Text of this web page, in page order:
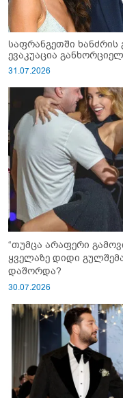
საფრანგეთში
ევაკუაცია
31.07.2026
“თუმცა არაფერი
ყველაზე დიდი
დაშორდა?
30.07.2026